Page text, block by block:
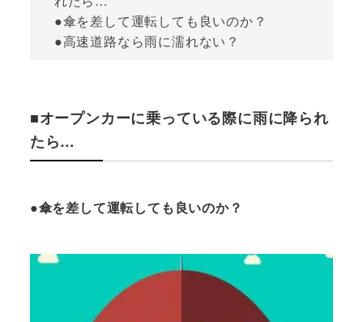
●傘を差して運転しても良いのか？
●高速道路なら雨に濡れない？
■オープンカーに乗っている際に雨に降られ
たら…
●傘を差して運転しても良いのか？